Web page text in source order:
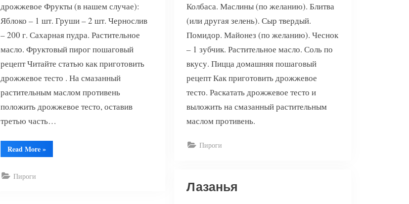
дрожжевое Фрукты (в нашем случае):
Яблоко – 1 шт. Груши – 2 шт. Чернослив
– 200 г. Сахарная пудра. Растительное
масло. Фруктовый пирог пошаговый
рецепт Читайте статью как приготовить
дрожжевое тесто . На смазанный
растительным маслом противень
положить дрожжевое тесто, оставив
третью часть…
Read More“Фруктовый
пирог”
»
Пироги
Колбаса. Маслины (по желанию). Блитва
(или другая зелень). Сыр твердый.
Помидор. Майонез (по желанию). Чеснок
– 1 зубчик. Растительное масло. Соль по
вкусу. Пицца домашняя пошаговый
рецепт Как приготовить дрожжевое
тесто. Раскатать дрожжевое тесто и
выложить на смазанный растительным
маслом противень.
Пироги
Лазанья